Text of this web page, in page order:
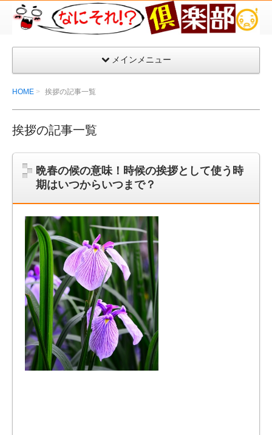
な
そ
楽
部
メインメニュー
HOME 挨拶の記事一覧
挨拶の記事一覧
晩春の候の意味！時候の挨拶として使う時
期はいつからいつまで？